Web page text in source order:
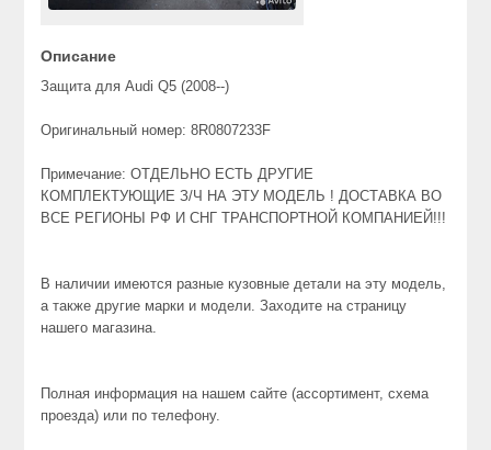
Описание
Защита для Audi Q5 (2008--)
Оригинальный номер: 8R0807233F
Примечание: ОТДЕЛЬНО ЕСТЬ ДРУГИЕ
КОМПЛЕКТУЮЩИЕ З/Ч НА ЭТУ МОДЕЛЬ ! ДОСТАВКА ВО
ВСЕ РЕГИОНЫ РФ И СНГ ТРАНСПОРТНОЙ КОМПАНИЕЙ!!!
В наличии имеются разные кузовные детали на эту модель,
а также другие марки и модели. Заходите на страницу
нашего магазина.
Полная информация на нашем сайте (ассортимент, схема
проезда) или по телефону.